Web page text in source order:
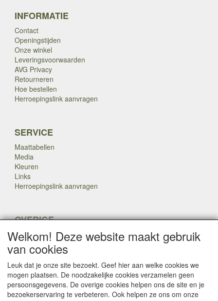
INFORMATIE
Contact
Openingstijden
Onze winkel
Leveringsvoorwaarden
AVG Privacy
Retourneren
Hoe bestellen
Herroepingslink aanvragen
SERVICE
Maattabellen
Media
Kleuren
Links
Herroepingslink aanvragen
OVERIGE
Veteranen
Nieuws
Inkoop
Herroepingslink aanvragen
Copyright Dump Company2009-2025 Webmaster: Dump
Welkom! Deze website maakt gebruik
van cookies
Leuk dat je onze site bezoekt. Geef hier aan welke cookies we
mogen plaatsen. De noodzakelijke cookies verzamelen geen
persoonsgegevens. De overige cookies helpen ons de site en je
bezoekerservaring te verbeteren. Ook helpen ze ons om onze